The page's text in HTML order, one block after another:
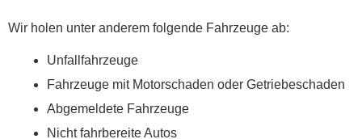
Wir holen unter anderem folgende Fahrzeuge ab:
Unfallfahrzeuge
Fahrzeuge mit Motorschaden oder Getriebeschaden
Abgemeldete Fahrzeuge
Nicht fahrbereite Autos